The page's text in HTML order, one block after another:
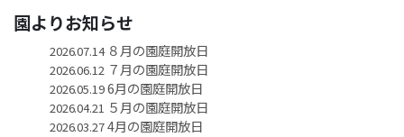
園よりお知らせ
2026.07.14８月の園庭開放日
2026.06.12７月の園庭開放日
2026.05.196月の園庭開放日
2026.04.21 ５月の園庭開放日
2026.03.274月の園庭開放日